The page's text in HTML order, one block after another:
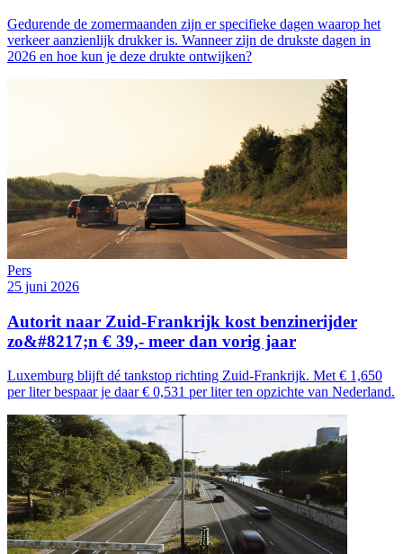
Gedurende de zomermaanden zijn er specifieke dagen waarop het
verkeer aanzienlijk drukker is. Wanneer zijn de drukste dagen in
2026 en hoe kun je deze drukte ontwijken?
Pers
25 juni 2026
Autorit naar Zuid-Frankrijk kost benzinerijder
zo&#8217;n € 39,- meer dan vorig jaar
Luxemburg blijft dé tankstop richting Zuid-Frankrijk. Met € 1,650
per liter bespaar je daar € 0,531 per liter ten opzichte van Nederland.